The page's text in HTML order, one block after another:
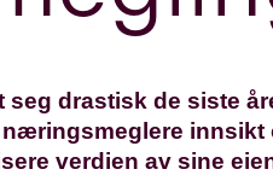
drastisk de siste
innsikt
verdien av sine